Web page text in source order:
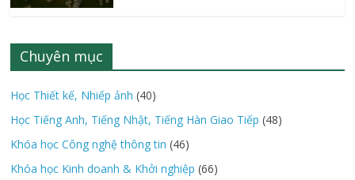
Chuyên mục
Học Thiết kế, Nhiếp ảnh (40)
Học Tiếng Anh, Tiếng Nhật, Tiếng Hàn Giao Tiếp (48)
Khóa học Công nghệ thông tin (46)
Khóa học Kinh doanh & Khởi nghiệp (66)